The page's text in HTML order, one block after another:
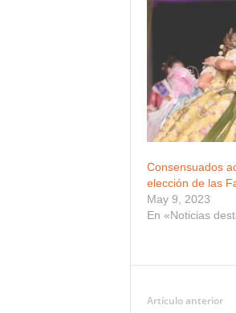
Consensuados
elección de las
May 9, 2023
En «Noticias
Artículo anterior